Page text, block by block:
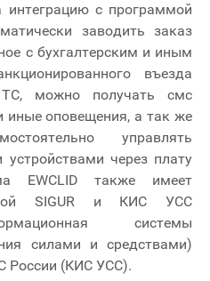
интеграцию с программой
заводить заказ
с бухгалтерским и иным
въезда
ТС, можно получать смс
иные оповещения, а так же
управлять
через плату
EWCLID также имеет
SIGUR и КИС УСС
системы
силами и средствами)
России (КИС УСС).